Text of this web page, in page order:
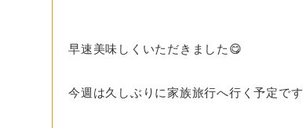
早速美味しくいただきました😋
今週は久しぶりに家族旅行へ行く予定です